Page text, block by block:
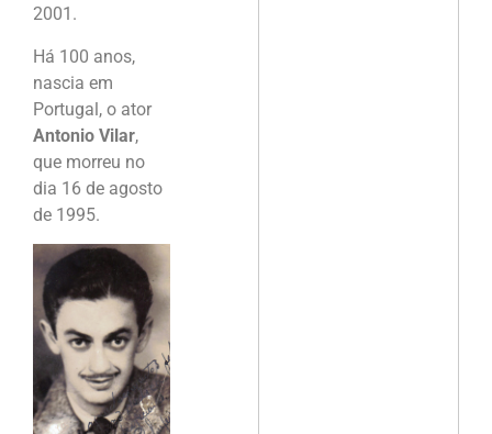
2001.
Há 100 anos,
nascia em
Portugal, o ator
Antonio Vilar,
que morreu no
dia 16 de agosto
de 1995.